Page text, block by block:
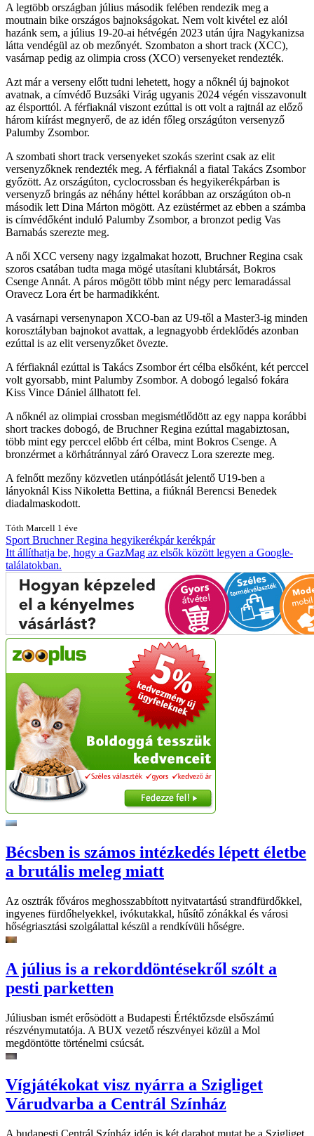
A legtöbb országban július második felében rendezik meg a
moutnain bike országos bajnokságokat. Nem volt kivétel ez alól
hazánk sem, a július 19-20-ai hétvégén 2023 után újra Nagykanizsa
látta vendégül az ob mezőnyét. Szombaton a short track (XCC),
vasárnap pedig az olimpia cross (XCO) versenyeket rendezték.
Azt már a verseny előtt tudni lehetett, hogy a nőknél új bajnokot
avatnak, a címvédő Buzsáki Virág ugyanis 2024 végén visszavonult
az élsporttól. A férfiaknál viszont ezúttal is ott volt a rajtnál az előző
három kiírást megnyerő, de az idén főleg országúton versenyző
Palumby Zsombor.
A szombati short track versenyeket szokás szerint csak az elit
versenyzőknek rendezték meg. A férfiaknál a fiatal Takács Zsombor
győzött. Az országúton, cyclocrossban és hegyikerékpárban is
versenyző bringás az néhány héttel korábban az országúton ob-n
második lett Dina Márton mögött. Az ezüstérmet az ebben a számba
is címvédőként induló Palumby Zsombor, a bronzot pedig Vas
Barnabás szerezte meg.
A női XCC verseny nagy izgalmakat hozott, Bruchner Regina csak
szoros csatában tudta maga mögé utasítani klubtársát, Bokros
Csenge Annát. A páros mögött több mint négy perc lemaradással
Oravecz Lora ért be harmadikként.
A vasárnapi versenynapon XCO-ban az U9-től a Master3-ig minden
korosztályban bajnokot avattak, a legnagyobb érdeklődés azonban
ezúttal is az elit versenyzőket övezte.
A férfiaknál ezúttal is Takács Zsombor ért célba elsőként, két perccel
volt gyorsabb, mint Palumby Zsombor. A dobogó legalsó fokára
Kiss Vince Dániel állhatott fel.
A nőknél az olimpiai crossban megismétlődött az egy nappa korábbi
short trackes dobogó, de Bruchner Regina ezúttal magabiztosan,
több mint egy perccel előbb ért célba, mint Bokros Csenge. A
bronzérmet a körhátránnyal záró Oravecz Lora szerezte meg.
A felnőtt mezőny közvetlen utánpótlását jelentő U19-ben a
lányoknál Kiss Nikoletta Bettina, a fiúknál Berencsi Benedek
diadalmaskodott.
Tóth Marcell 1 éve
Sport Bruchner Regina hegyikerékpárkerékpár
Itt állíthatja be, hogy a GazMag az elsők között legyen a Google-
találatokban.
Bécsben is számos intézkedés lépett életbe
a brutális meleg miatt
Az osztrák főváros meghosszabbított nyitvatartású strandfürdőkkel,
ingyenes fürdőhelyekkel, ivókutakkal, hűsítő zónákkal és városi
hőségriasztási szolgálattal készül a rendkívüli hőségre.
A július is a rekorddöntésekről szólt a
pesti parketten
Júliusban ismét erősödött a Budapesti Értéktőzsde elsőszámú
részvénymutatója. A BUX vezető részvényei közül a Mol
megdöntötte történelmi csúcsát.
Vígjátékokat visz nyárra a Szigliget
Várudvarba a Centrál Színház